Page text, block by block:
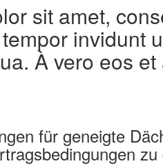
sit amet,
invidunt
À vero eos
für geneigte